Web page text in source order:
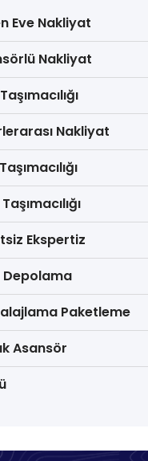
Eve Nakliyat
Nakliyat
Nakliyat
Ekspertiz
Depolama
Paketleme
Asansör